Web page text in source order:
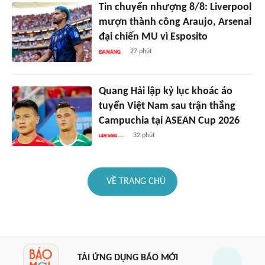
Tin chuyển nhượng 8/8: Liverpool
mượn thành công Araujo, Arsenal
đại chiến MU vì Esposito
27 phút
Quang Hải lập kỷ lục khoác áo
tuyển Việt Nam sau trận thắng
Campuchia tại ASEAN Cup 2026
32 phút
VỀ TRANG CHỦ
TẢI ỨNG DỤNG BÁO MỚI